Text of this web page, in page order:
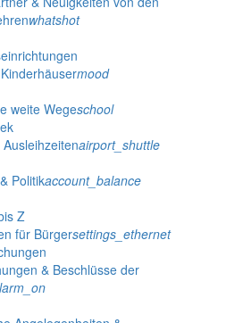
whatshot
mood
weite Wegeschool
airport_shuttle
Politikaccount_balance
Z
für Bürgersettings_ethernet
& Beschlüsse der